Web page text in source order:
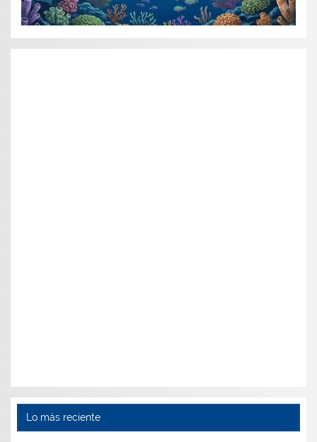
Lo más reciente